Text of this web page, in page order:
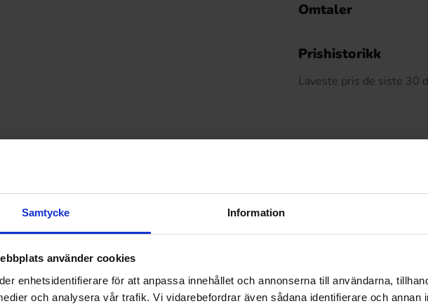
Samtycke Information
använder cookies
enhetsidentifierare för att anpassa innehållet och annonserna till användarna,
och analysera vår trafik. Vi vidarebefordrar även sådana identifierare och annan
Omtaler
Prishistorikk
Laveste pris de siste 30